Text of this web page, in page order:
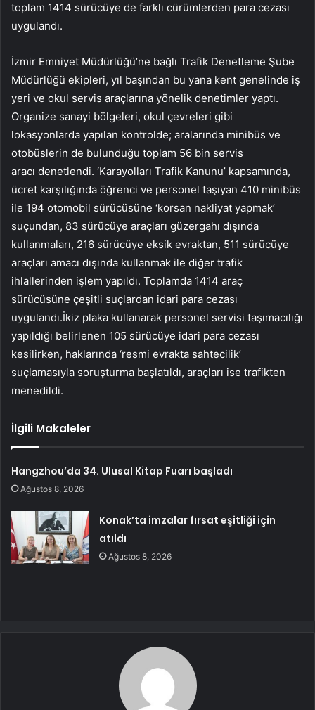
toplam 1414 sürücüye de farklı cürümlerden para cezası
uygulandı.
İzmir Emniyet Müdürlüğü’ne bağlı Trafik Denetleme Şube
Müdürlüğü ekipleri, yıl başından bu yana kent genelinde iş
yeri ve okul servis araçlarına yönelik denetimler yaptı.
Organize sanayi bölgeleri, okul çevreleri gibi
lokasyonlarda yapılan kontrolde; aralarında minibüs ve
otobüslerin de bulunduğu toplam 56 bin servis
aracı denetlendi. ‘Karayolları Trafik Kanunu’ kapsamında,
ücret karşılığında öğrenci ve personel taşıyan 410 minibüs
ile 194 otomobil sürücüsüne ‘korsan nakliyat yapmak’
suçundan, 83 sürücüye araçları güzergahı dışında
kullanmaları, 216 sürücüye eksik evraktan, 511 sürücüye
araçları amacı dışında kullanmak ile diğer trafik
ihlallerinden işlem yapıldı. Toplamda 1414 araç
sürücüsüne çeşitli suçlardan idari para cezası
uygulandı.İkiz plaka kullanarak personel servisi taşımacılığı
yapıldığı belirlenen 105 sürücüye idari para cezası
kesilirken, haklarında ‘resmi evrakta sahtecilik’
suçlamasıyla soruşturma başlatıldı, araçları ise trafikten
menedildi.
İlgili Makaleler
Hangzhou’da 34. Ulusal Kitap Fuarı başladı
Ağustos 8, 2026
Konak’ta imzalar fırsat eşitliği için
atıldı
Ağustos 8, 2026